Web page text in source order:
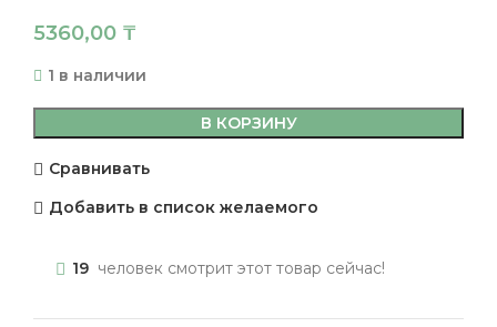
5360,00 ₸
1 в наличии
В КОРЗИНУ
Сравнивать
Добавить в список желаемого
19 человек смотрит этот товар сейчас!